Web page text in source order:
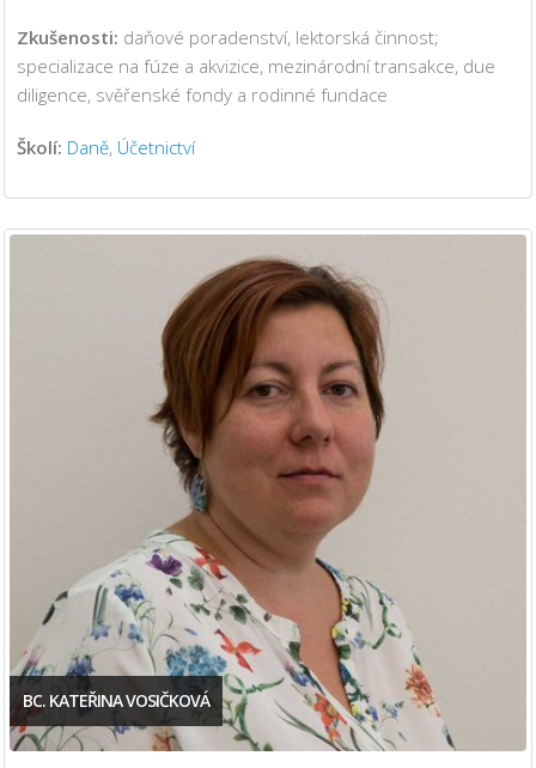
Zkušenosti: daňové poradenství, lektorská činnost;
specializace na fúze a akvizice, mezinárodní transakce, due
diligence, svěřenské fondy a rodinné fundace
Školí: Daně, Účetnictví
BC. KATEŘINA VOSIČKOVÁ